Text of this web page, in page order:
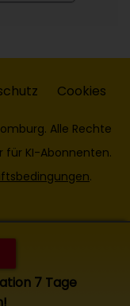
7 Tage
Cookies
Alle Rechte
für KI-Abonnenten.
.